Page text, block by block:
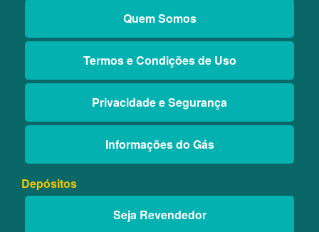
Quem Somos
Termos e Condições de Uso
Privacidade e Segurança
Informações do Gás
Depósitos
Seja Revendedor